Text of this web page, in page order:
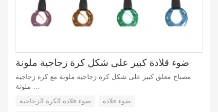
ضوء قلادة كبير على شكل كرة زجاجية ملونة
مصباح معلق كبير على شكل كرة زجاجية ملونة مع كرة زجاجية
ضوء قلادة الكرة الزجاجية ضوء قلادة